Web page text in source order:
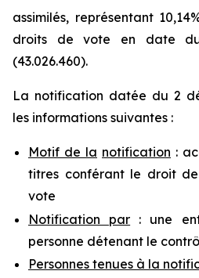
assimilés, représentant
droits de vote en date
(43.026.460).
La notification datée du 2
les informations suivantes :
Motif de la notification :
titres conférant le droit
vote
Notification par : une
personne détenant le
Personnes tenues à la